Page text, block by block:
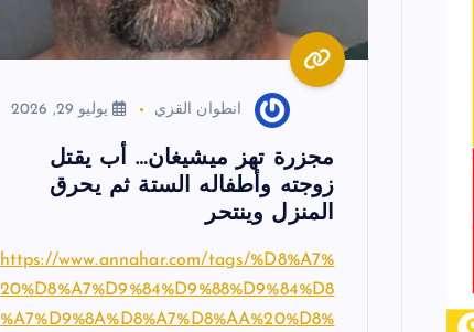
انطوان القزي يوليو 29, 2026
مجزرة تهز ميشيغان… أب يقتل
زوجته وأطفاله الستة ثم يحرق
المنزل وينتحر
https://www.annahar.com/tags/%D8%A7%
20%D8%A7%D9%84%D9%88%D9%84%D8
%A7%D9%8A%D8%A7%D8%AA%20%D8%